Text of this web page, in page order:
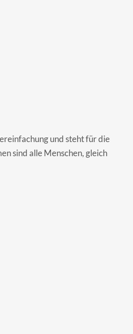
und steht für die
sind alle Menschen, gleich